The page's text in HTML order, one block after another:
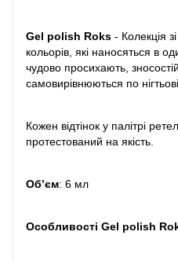
Gel polish Roks - Колекція
кольорів, які наносяться в
чудово просихають,
самовирівнюються по
Кожен відтінок у палітрі
протестований на якість.
Обʼєм: 6 мл
Особливості Gel polish